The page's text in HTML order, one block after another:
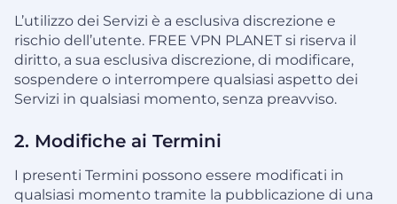
L’utilizzo dei Servizi è a esclusiva discrezione e
rischio dell’utente. FREE VPN PLANET si riserva il
diritto, a sua esclusiva discrezione, di modificare,
sospendere o interrompere qualsiasi aspetto dei
Servizi in qualsiasi momento, senza preavviso.
2. Modifiche ai Termini
I presenti Termini possono essere modificati in
qualsiasi momento tramite la pubblicazione di una